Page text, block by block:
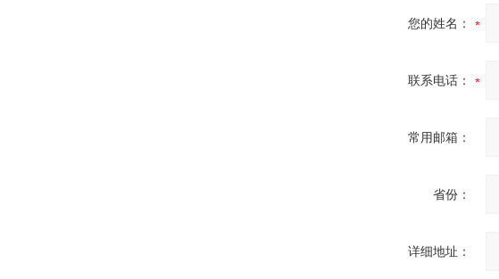
您的姓名：
联系电话：
常用邮箱：
省份：
详细地址：